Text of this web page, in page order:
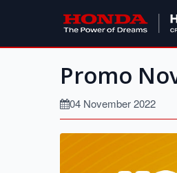
Promo
04 November 2022